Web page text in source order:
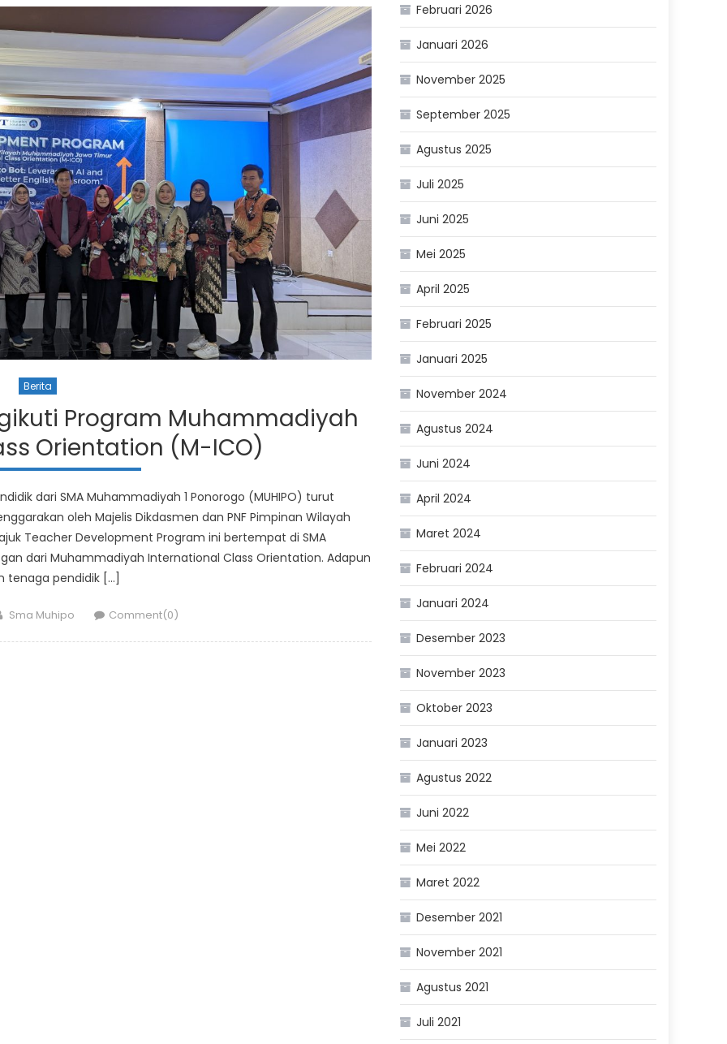
Berita
Program Muhammadiyah
Orientation (M-ICO)
dari SMA Muhammadiyah 1 Ponorogo (MUHIPO) turut
oleh Majelis Dikdasmen dan PNF Pimpinan Wilayah
Teacher Development Program ini bertempat di SMA
dari Muhammadiyah International Class Orientation. Adapun
tenaga pendidik […]
Author
Sma Muhipo Comment(0)
Februari 2026
Januari 2026
November 2025
September 2025
Agustus 2025
Juli 2025
Juni 2025
Mei 2025
April 2025
Februari 2025
Januari 2025
November 2024
Agustus 2024
Juni 2024
April 2024
Maret 2024
Februari 2024
Januari 2024
Desember 2023
November 2023
Oktober 2023
Januari 2023
Agustus 2022
Juni 2022
Mei 2022
Maret 2022
Desember 2021
November 2021
Agustus 2021
Juli 2021